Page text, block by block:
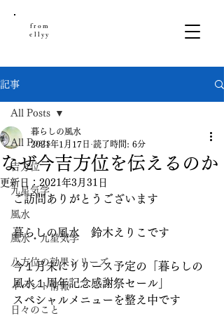
from
ellyy
記事
All Posts
吉方位
九星気学
風水
風水・九星気学
八方位の効果シリーズ
イベント情報
日々のこと
All Posts
なぜ今吉方位を伝えるのか
暮らしの風水
2021年1月17日 読了時間: 6分
更新日： 2021年3月31日
ご訪問ありがとうございます
暮らしの風水　鈴木えりこです
今１月末にリリース予定の「暮らしの
風水１周年記念感謝祭セール」
スペシャルメニューを整え中です